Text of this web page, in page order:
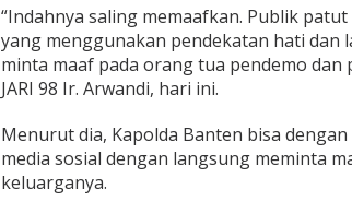
a
a
f
L
a
g
u
n
“Indahnya saling memaafkan. Publik
yang menggunakan pendekatan hati dan
minta maaf pada orang tua pendemo dan
JARI 98 Ir. Arwandi, hari ini.
Menurut dia, Kapolda Banten bisa
media sosial dengan langsung meminta
keluarganya.